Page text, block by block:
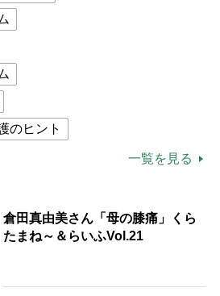
のヒント
ャー
イバル術
一覧を見る
倉田真由美さん「母の膝痛」くら
たまね～＆らいふVol.21